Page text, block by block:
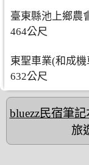
臺東縣池上鄉農
464公尺
東聖車業(和成
632公尺
bluezz民宿筆記
旅